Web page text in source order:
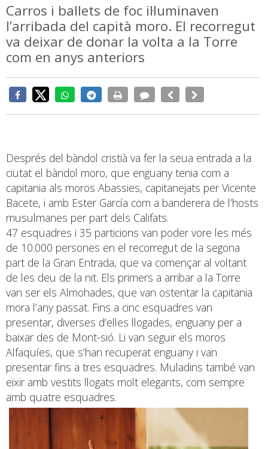
Carros i ballets de foc il·luminaven
l’arribada del capità moro. El recorregut
va deixar de donar la volta a la Torre
com en anys anteriors
Després del bàndol cristià va fer la seua entrada a la
ciutat el bàndol moro, que enguany tenia com a
capitania als moros Abassies, capitanejats per Vicente
Bacete, i amb Ester García com a banderera de l’hosts
musulmanes per part dels Califats.
47 esquadres i 35 particions van poder vore les més
de 10.000 persones en el recorregut de la segona
part de la Gran Entrada, que va començar al voltant
de les deu de la nit. Els primers a arribar a la Torre
van ser els Almohades, que van ostentar la capitania
mora l’any passat. Fins a cinc esquadres van
presentar, diverses d’elles llogades, enguany per a
baixar des de Mont-sió. Li van seguir els moros
Alfaquíes, que s’han recuperat enguany i van
presentar fins a tres esquadres. Muladins també van
eixir amb vestits llogats molt elegants, com sempre
amb quatre esquadres.